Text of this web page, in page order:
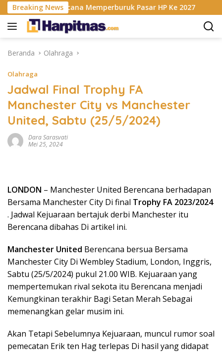
Langsung
ke
konten
Breaking News
RAM Berencana Memperburuk Pasar HP Ke 2027
Beranda Olahraga
Olahraga
Jadwal Final Trophy FA
Manchester City vs Manchester
United, Sabtu (25/5/2024)
Dara Sarasvati
Mei 25, 2024
LONDON – Manchester United Berencana berhadapan
Bersama Manchester City Di final Trophy FA 2023/2024
. Jadwal Kejuaraan bertajuk derbi Manchester itu
Berencana dibahas Di artikel ini.
Manchester United Berencana bersua Bersama
Manchester City Di Wembley Stadium, London, Inggris,
Sabtu (25/5/2024) pukul 21.00 WIB. Kejuaraan yang
mempertemukan rival sekota itu Berencana menjadi
Kemungkinan terakhir Bagi Setan Merah Sebagai
memenangkan gelar musim ini.
Akan Tetapi Sebelumnya Kejuaraan, muncul rumor soal
pemecatan Erik ten Hag terlepas Di hasil yang didapat